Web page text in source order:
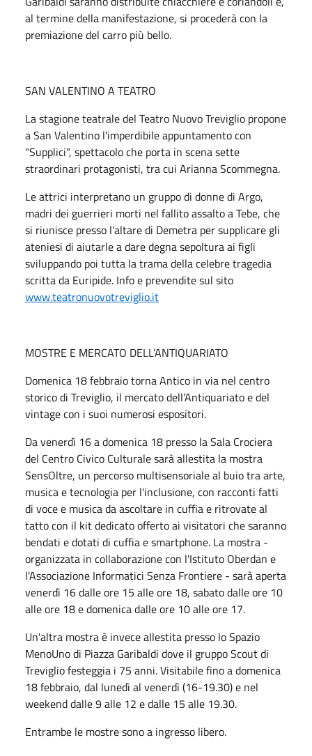
al termine della manifestazione, si procederà con la
premiazione del carro più bello.
SAN VALENTINO A TEATRO
La stagione teatrale del Teatro Nuovo Treviglio propone
a San Valentino l'imperdibile appuntamento con
"Supplici", spettacolo che porta in scena sette
straordinari protagonisti, tra cui Arianna Scommegna.
Le attrici interpretano un gruppo di donne di Argo,
madri dei guerrieri morti nel fallito assalto a Tebe, che
si riunisce presso l'altare di Demetra per supplicare gli
ateniesi di aiutarle a dare degna sepoltura ai figli
sviluppando poi tutta la trama della celebre tragedia
scritta da Euripide. Info e prevendite sul sito
www.teatronuovotreviglio.it
MOSTRE E MERCATO DELL’ANTIQUARIATO
Domenica 18 febbraio torna Antico in via nel centro
storico di Treviglio, il mercato dell’Antiquariato e del
vintage con i suoi numerosi espositori.
Da venerdì 16 a domenica 18 presso la Sala Crociera
del Centro Civico Culturale sarà allestita la mostra
SensOltre, un percorso multisensoriale al buio tra arte,
musica e tecnologia per l'inclusione, con racconti fatti
di voce e musica da ascoltare in cuffia e ritrovate al
tatto con il kit dedicato offerto ai visitatori che saranno
bendati e dotati di cuffia e smartphone. La mostra -
organizzata in collaborazione con l'Istituto Oberdan e
l'Associazione Informatici Senza Frontiere - sarà aperta
venerdì 16 dalle ore 15 alle ore 18, sabato dalle ore 10
alle ore 18 e domenica dalle ore 10 alle ore 17.
Un'altra mostra è invece allestita presso lo Spazio
MenoUno di Piazza Garibaldi dove il gruppo Scout di
Treviglio festeggia i 75 anni. Visitabile fino a domenica
18 febbraio, dal lunedì al venerdì (16-19.30) e nel
weekend dalle 9 alle 12 e dalle 15 alle 19.30.
Entrambe le mostre sono a ingresso libero.